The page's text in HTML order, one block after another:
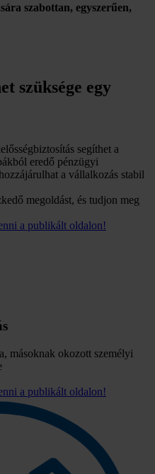
szabottan, egyszerűen,
szüksége egy
segíthet a
eredő pénzügyi
a vállalkozás stabil
megoldást, és tudjon meg
a publikált oldalon!
másoknak okozott személyi
a publikált oldalon!